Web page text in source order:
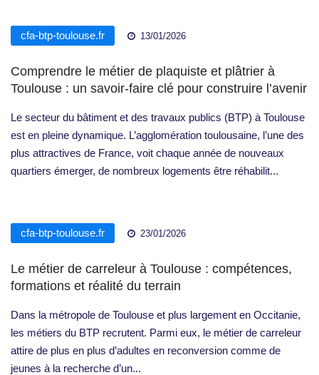
cfa-btp-toulouse.fr 13/01/2026
Comprendre le métier de plaquiste et plâtrier à
Toulouse : un savoir-faire clé pour construire l’avenir
Le secteur du bâtiment et des travaux publics (BTP) à Toulouse
est en pleine dynamique. L’agglomération toulousaine, l’une des
plus attractives de France, voit chaque année de nouveaux
quartiers émerger, de nombreux logements être réhabilit...
cfa-btp-toulouse.fr 23/01/2026
Le métier de carreleur à Toulouse : compétences,
formations et réalité du terrain
Dans la métropole de Toulouse et plus largement en Occitanie,
les métiers du BTP recrutent. Parmi eux, le métier de carreleur
attire de plus en plus d’adultes en reconversion comme de
jeunes à la recherche d’un...